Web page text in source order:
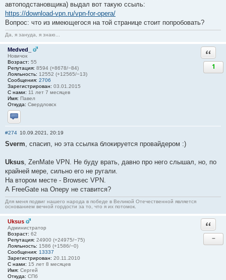
автоподстановщика) выдал вот такую ссыль:
https://download-vpn.ru/vpn-for-opera/
Вопрос: что из имеющегося на той странице стоит попробовать?
Да, я зануда, я знаю...
Medved_
Новичок
Возраст: 55
Репутация: 8594 (+8678/−84)
Лояльность: 12552 (+12565/−13)
Сообщения: 2706
Зарегистрирован: 03.01.2015
С нами: 11 лет 7 месяцев
Имя: Павел
Откуда: Свердловск
Отправить личное сообщение
1
#274 10.09.2021, 20:19
Sverm, спасип, но эта ссылка блокируется провайдером :)
Uksus, ZenMate VPN. Не буду врать, давно про него слышал, но, по
крайней мере, сильно его не ругали.
На втором месте - Browsec VPN.
А FreeGate на Оперу не ставится?
Для меня подвиг нашего народа в победе в Великой Отечественной является
основанием вечной гордости за то, что я их потомок.
Uksus
Администратор
Возраст: 62
Репутация: 24900 (+24975/−75)
Лояльность: 1586 (+1586/−0)
Сообщения: 13337
Зарегистрирован: 20.11.2010
С нами: 15 лет 8 месяцев
Имя: Сергей
Откуда: СПб
−